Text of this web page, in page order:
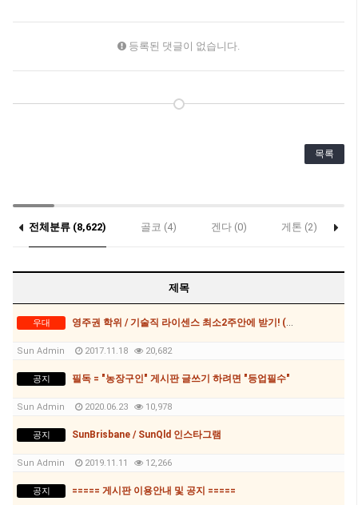
등록된 댓글이 없습니다.
목록
전체분류 (8,622) 골코 (4) 겐다 (0) 게톤 (2)
제목
우대 영주권 학위 / 기술직 라이센스 최소2주안에 받기! (요리, 페인팅, 용접, 차일드케어 등등)
Sun Admin 2017.11.18 20,682
공지 필독 = "농장구인" 게시판 글쓰기 하려면 "등업필수"
Sun Admin 2020.06.23 10,978
공지 SunBrisbane / SunQld 인스타그램
Sun Admin 2019.11.11 12,266
공지 ===== 게시판 이용안내 및 공지 =====